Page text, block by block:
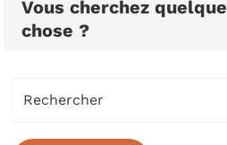
Vous cherchez quelque
chose ?